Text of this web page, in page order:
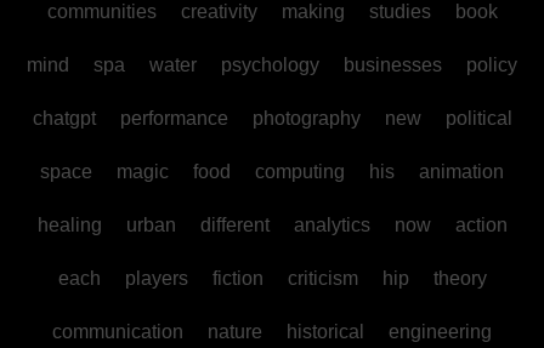
communities creativity making studies book
mind spa water psychology businesses policy
chatgpt performance photography new political
space magic food computing his animation
healing urban different analytics now action
each players fiction criticism hip theory
communication nature historical engineering